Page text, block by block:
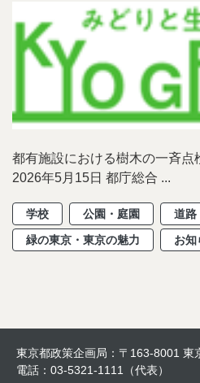
都有施設における樹木の一斉点
2026年5月15日 都庁総合 ...
学校 公園・庭園 道路
緑の東京・東京の魅力
お知
東京都政策企画局：〒163-8001 東
電話：03-5321-1111（代表）